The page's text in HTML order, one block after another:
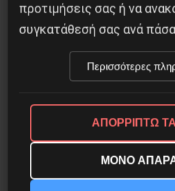
προτιμήσεις σας ή να
συγκατάθεσή σας ανά
Περισσότερες
ΑΠΟΡΡΙΠΤΩ
ΜΟΝΟ